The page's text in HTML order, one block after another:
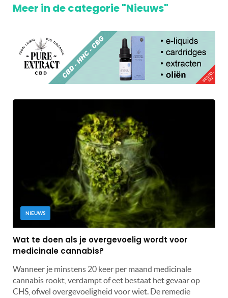
Meer in de categorie "Nieuws"
NIEUWS
Wat te doen als je overgevoelig wordt voor
medicinale cannabis?
Wanneer je minstens 20 keer per maand medicinale
cannabis rookt, verdampt of eet bestaat het gevaar op
CHS, ofwel overgevoeligheid voor wiet. De remedie